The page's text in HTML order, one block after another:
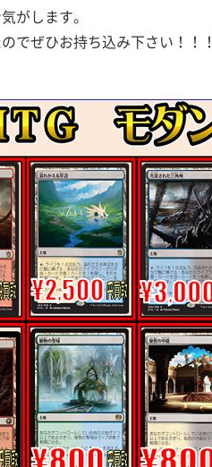
がします。
でぜひお持ち込み下さい！！！